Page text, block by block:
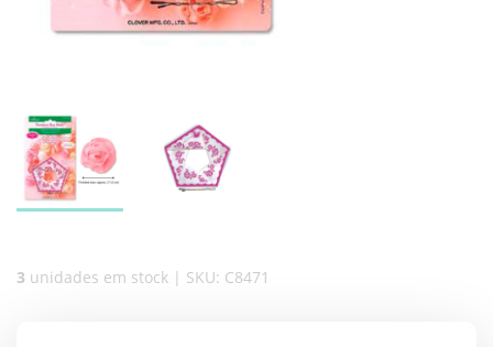
3 unidades em stock | SKU: C8471